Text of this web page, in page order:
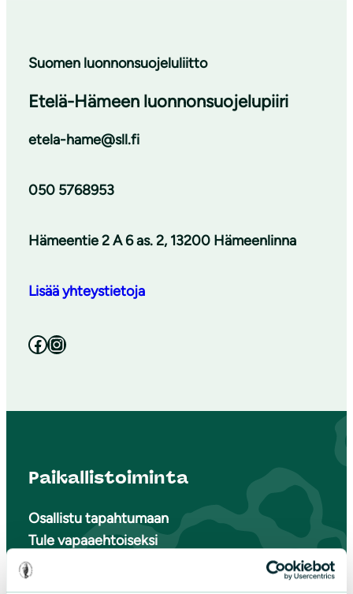
Suomen luonnonsuojeluliitto
Etelä-Hämeen luonnonsuojelupiiri
etela-hame@sll.fi
050 5768953
Hämeentie 2 A 6 as. 2, 13200 Hämeenlinna
Lisää yhteystietoja
Facebook Instagram
Paikallistoiminta
Osallistu tapahtumaan
Tule vapaaehtoiseksi
Liity jäseneksi